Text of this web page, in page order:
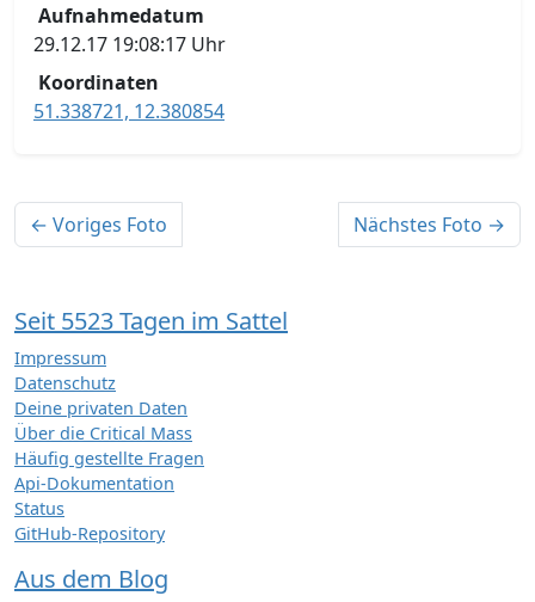
Aufnahmedatum
29.12.17 19:08:17 Uhr
Koordinaten
51.338721, 12.380854
← Voriges Foto Nächstes Foto →
Seit 5523 Tagen im Sattel
Impressum
Datenschutz
Deine privaten Daten
Über die Critical Mass
Häufig gestellte Fragen
Api-Dokumentation
Status
GitHub-Repository
Aus dem Blog